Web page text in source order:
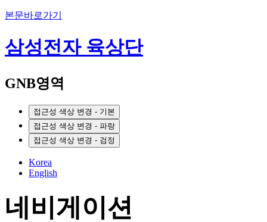
본문바로가기
삼성전자 육상단
GNB영역
접근성 색상 변경 - 기본
접근성 색상 변경 - 파랑
접근성 색상 변경 - 검정
Korea
English
네비게이션